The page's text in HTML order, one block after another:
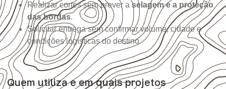
Realizar cortes sem prever a selagem e a proteção
das bordas.
Solicitar entrega sem confirmar volume, cidade e
condições logísticas do destino.
Quem utiliza e em quais projetos